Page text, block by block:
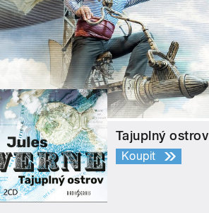
Tajuplný ostrov
Koupit